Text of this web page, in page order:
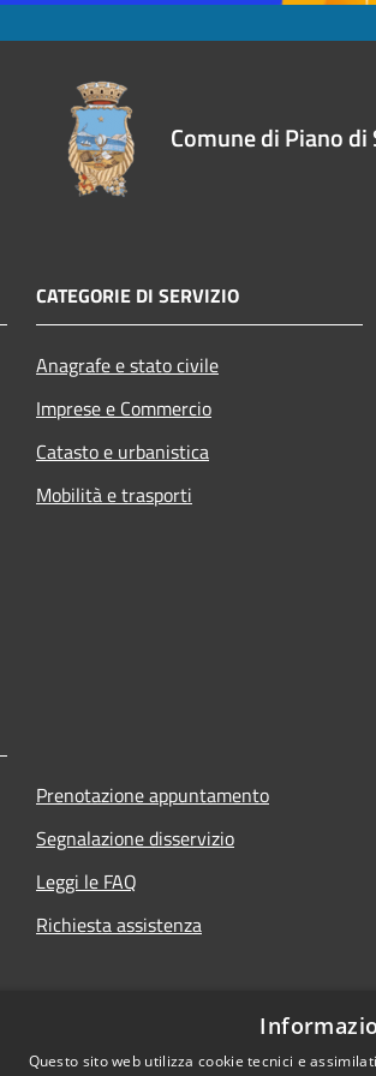
Comune di Piano
CATEGORIE DI SERVIZIO
Anagrafe e stato civile
Imprese e Commercio
Catasto e urbanistica
Mobilità e trasporti
Prenotazione appuntamento
Segnalazione disservizio
Leggi le FAQ
Richiesta assistenza
Questo sito web utilizza cookie tecnici e